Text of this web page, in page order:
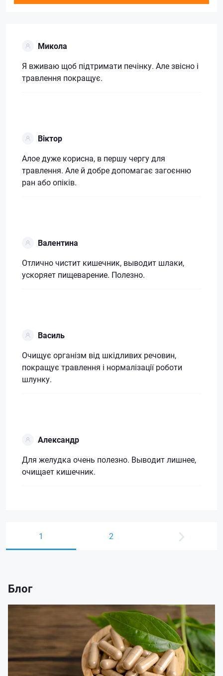
Микола
Я вживаю щоб підтримати печінку. Але звісно і
травлення покращує.
Віктор
Алое дуже корисна, в першу чергу для
травлення. Але й добре допомагає загоєнню
ран або опіків.
Валентина
Отлично чистит кишечник, выводит шлаки,
ускоряет пищеварение. Полезно.
Василь
Очищує організм від шкідливих речовин,
покращує травлення і нормалізації роботи
шлунку.
Александр
Для желудка очень полезно. Выводит лишнее,
очищает кишечник.
1 2
Блог